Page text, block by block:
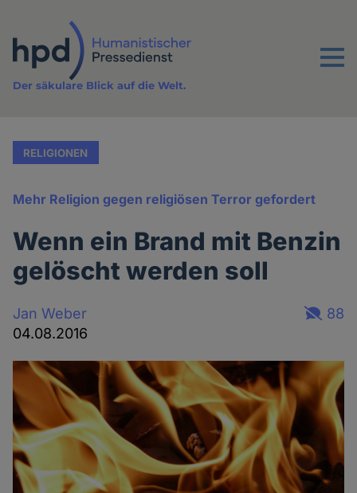
Inhalt
Menu
Der säkulare Blick auf die Welt.
RELIGIONEN
Mehr Religion gegen religiösen Terror gefordert
Wenn ein Brand mit Benzin
gelöscht werden soll
Jan Weber
04.08.2016
88